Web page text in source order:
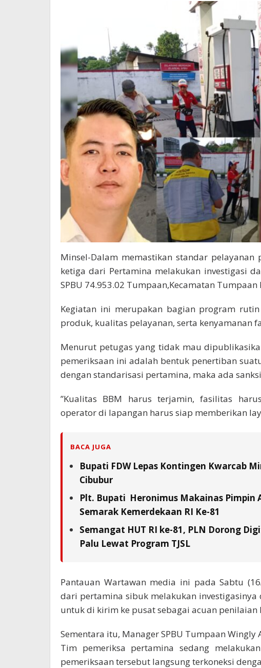
Minsel-Dalam memastikan standar pelayanan
ketiga dari Pertamina melakukan investigasi
SPBU 74.953.02 Tumpaan,Kecamatan
Kegiatan ini merupakan bagian program
produk, kualitas pelayanan, serta kenyamanan
Menurut petugas yang tidak mau
pemeriksaan ini adalah bentuk penertiban
dengan standarisasi pertamina, maka ada
”Kualitas BBM harus terjamin, fasilitas
operator di lapangan harus siap memberikan
BACA JUGA
Bupati FDW Lepas Kontingen Kwarcab
Cibubur
Plt. Bupati Heronimus Makainas Pimpin
Semarak Kemerdekaan RI Ke-81
Semangat HUT RI ke-81, PLN Dorong
Palu Lewat Program TJSL
Pantauan Wartawan media ini pada Sabtu
dari pertamina sibuk melakukan
untuk di kirim ke pusat sebagai acuan penilaian
Sementara itu, Manager SPBU Tumpaan
Tim pemeriksa pertamina sedang
pemeriksaan tersebut langsung terkoneksi